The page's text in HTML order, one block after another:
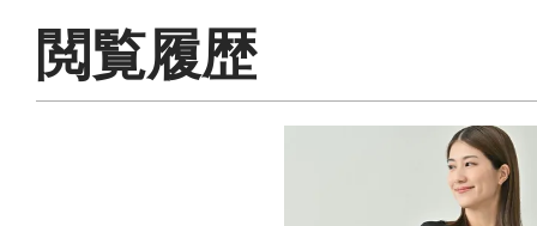
閲覧履歴